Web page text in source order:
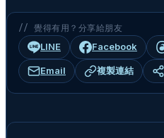
// 覺得有用？分享給朋友
LINE Facebook
Email 複製連結